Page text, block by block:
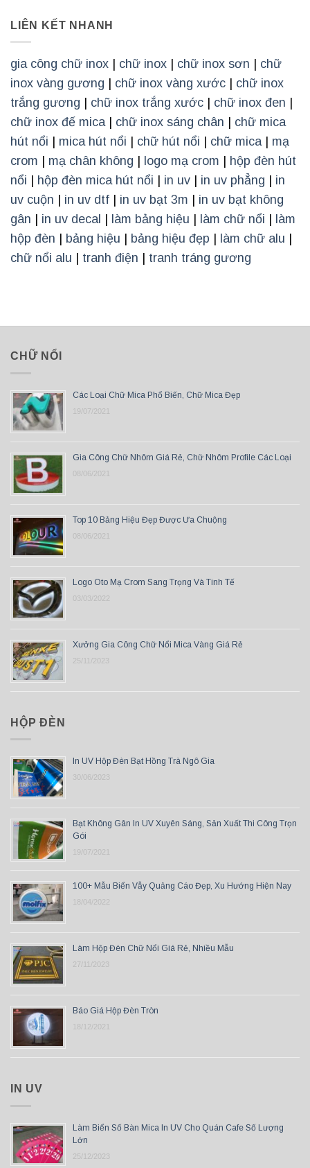
LIÊN KẾT NHANH
gia công chữ inox chữ inox chữ inox sơn
chữ
inox vàng gương
chữ inox vàng xước
chữ inox
trắng gương
chữ inox trắng xước chữ inox đen
chữ inox đế mica| chữ inox sáng chân
chữ mica
hút nổi
mica hút nổi chữ hút nổi chữ mica| mạ
crom
mạ chân không logo mạ crom
hộp đèn hút
nổi
hộp đèn mica hút nổi in uv in uv phẳng
in
uv cuộn
in uv dtf in uv bạt 3m
in uv bạt không
gân
in uv decal làm bảng hiệu làm chữ nổi
làm
hộp đèn
bảng hiệu bảng hiệu đẹp làm chữ alu
chữ nổi alu
tranh điện tranh tráng gương
CHỮ NỔI
Các Loại Chữ Mica Phổ Biến, Chữ Mica Đẹp
19/07/2021
Gia Công Chữ Nhôm Giá Rẻ, Chữ Nhôm Profile Các Loại
08/06/2021
Top 10 Bảng Hiệu Đẹp Được Ưa Chuộng
08/06/2021
Logo Oto Mạ Crom Sang Trọng Và Tinh Tế
03/03/2022
Xưởng Gia Công Chữ Nổi Mica Vàng Giá Rẻ
25/11/2023
HỘP ĐÈN
In UV Hộp Đèn Bạt Hồng Trà Ngô Gia
30/06/2023
Bạt Không Gân In UV Xuyên Sáng, Sản Xuất Thi Công Trọn
Gói
19/07/2021
100+ Mẫu Biển Vẫy Quảng Cáo Đẹp, Xu Hướng Hiện Nay
18/04/2022
Làm Hộp Đèn Chữ Nổi Giá Rẻ, Nhiều Mẫu
27/11/2023
Báo Giá Hộp Đèn Tròn
18/12/2021
IN UV
Làm Biển Số Bàn Mica In UV Cho Quán Cafe Số Lượng
Lớn
25/12/2023